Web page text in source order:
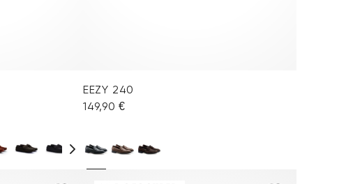
EEZY 240
149,90 €